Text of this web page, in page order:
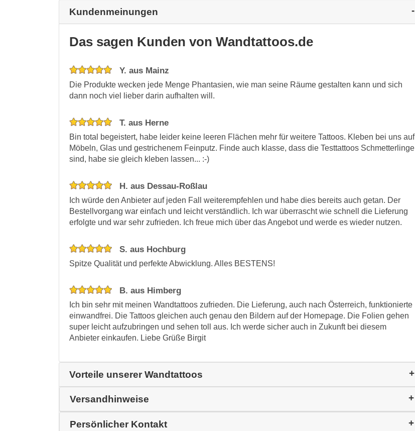
Kundenmeinungen
Das sagen Kunden von Wandtattoos.de
Y. aus Mainz
Die Produkte wecken jede Menge Phantasien, wie man seine Räume gestalten kann und sich
dann noch viel lieber darin aufhalten will.
T. aus Herne
Bin total begeistert, habe leider keine leeren Flächen mehr für weitere Tattoos. Kleben bei uns auf
Möbeln, Glas und gestrichenem Feinputz. Finde auch klasse, dass die Testtattoos Schmetterlinge
sind, habe sie gleich kleben lassen... :-)
H. aus Dessau-Roßlau
Ich würde den Anbieter auf jeden Fall weiterempfehlen und habe dies bereits auch getan. Der
Bestellvorgang war einfach und leicht verständlich. Ich war überrascht wie schnell die Lieferung
erfolgte und war sehr zufrieden. Ich freue mich über das Angebot und werde es wieder nutzen.
S. aus Hochburg
Spitze Qualität und perfekte Abwicklung. Alles BESTENS!
B. aus Himberg
Ich bin sehr mit meinen Wandtattoos zufrieden. Die Lieferung, auch nach Österreich, funktionierte
einwandfrei. Die Tattoos gleichen auch genau den Bildern auf der Homepage. Die Folien gehen
super leicht aufzubringen und sehen toll aus. Ich werde sicher auch in Zukunft bei diesem
Anbieter einkaufen. Liebe Grüße Birgit
Vorteile unserer Wandtattoos
Versandhinweise
Persönlicher Kontakt